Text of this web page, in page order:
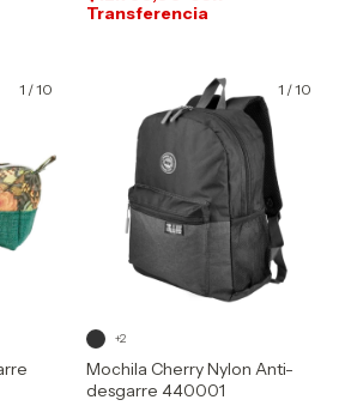
1 /10 1 /10
Mochila Cherry Nylon Anti-
desgarre 440001
+2